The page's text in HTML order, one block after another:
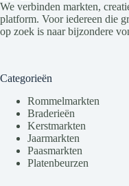
We verbinden markten,
platform. Voor iedereen die
op zoek is naar bijzondere
Categorieën
Rommelmarkten
Braderieën
Kerstmarkten
Jaarmarkten
Paasmarkten
Platenbeurzen